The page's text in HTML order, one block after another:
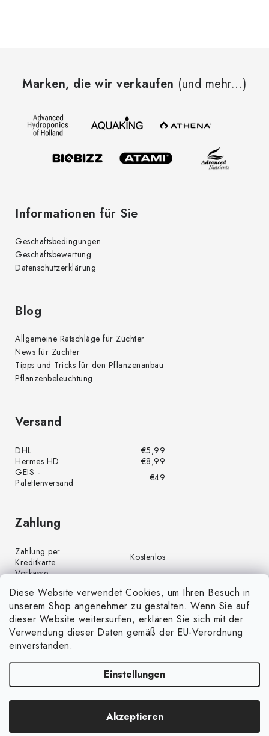
Diese Website verwendet Cookies, um Ihren Besuch in
unserem Shop angenehmer zu gestalten. Wenn Sie auf
dieser Website weitersurfen, erklären Sie sich mit der
Verwendung dieser Daten gemäß der EU-Verordnung
einverstanden.
Einstellungen
Akzeptieren
Marken, die wir verkaufen (und mehr...)
Informationen für Sie
Geschäftsbedingungen
Geschäftsbewertung
Datenschutzerklärung
Blog
Allgemeine Ratschläge für Züchter
News für Züchter
Tipps und Tricks für den Pflanzenanbau
Pflanzenbeleuchtung
Versand
DHL
€5,99
Hermes HD
€8,99
GEIS -
Palettenversand
€49
Zahlung
Zahlung per
Kreditkarte
Kostenlos
Vorkasse
Zahlung per PayPal
Kostenlos
Nachnahme
€4,00
Copyright 2026GrünGarten.de. Alle Rechte vorbehalten.Cookie-
Einstellungen ändern